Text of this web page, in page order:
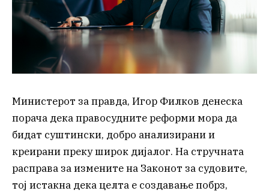
Министерот за правда, Игор Филков денеска
порача дека правосудните реформи мора да
бидат суштински, добро анализирани и
креирани преку широк дијалог. На стручната
расправа за измените на Законот за судовите,
тој истакна дека целта е создавање побрз,